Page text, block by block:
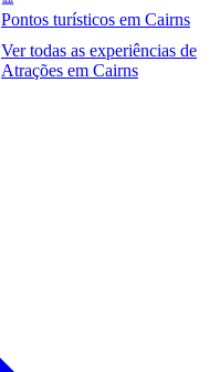
Pontos turísticos em Cairns
Ver todas as experiências de
Atrações em Cairns